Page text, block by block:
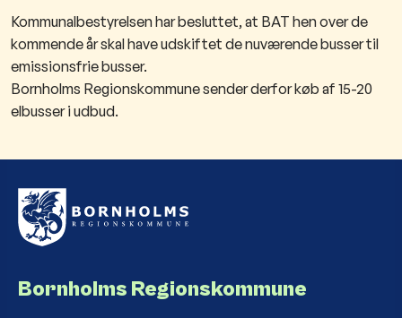
​Kommunalbestyrelsen har besluttet, at BAT hen over de
kommende år skal have udskiftet de nuværende busser​ til
emissionsfrie busser.
Bornholms Regionskommune sender derfor køb af 15-20
elbusser i udbud.
Bornholms Regionskommune